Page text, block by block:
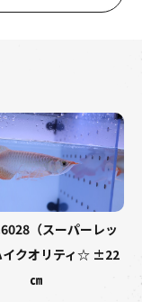
（スーパーレッ
クオリティ☆ ±22
㎝